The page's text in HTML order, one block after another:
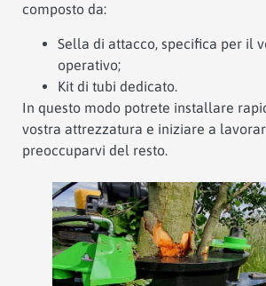
composto da:
Sella di attacco, specifica per il
operativo;
Kit di tubi dedicato.
In questo modo potrete installare
vostra attrezzatura e iniziare a
preoccuparvi del resto.